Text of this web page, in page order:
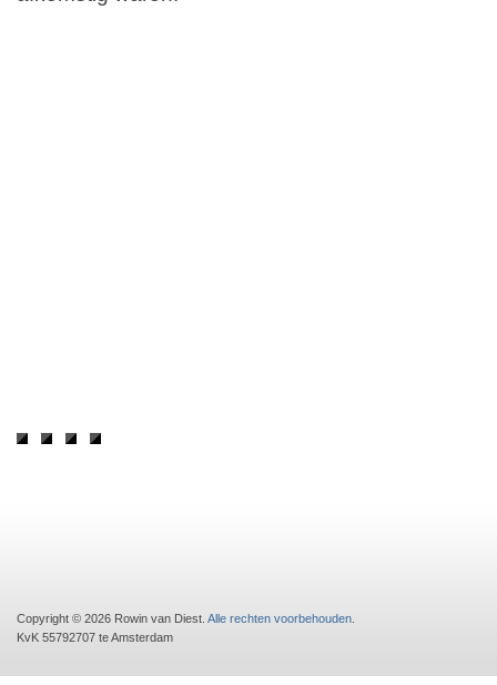
Copyright © 2026 Rowin van Diest. Alle rechten voorbehouden
KvK 55792707 te Amsterdam